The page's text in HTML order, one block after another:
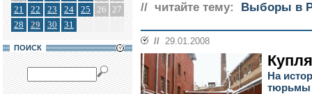
21
22 23 24 25 26 27
28
29 30 31
ПОИСК
// читайте тему:
Выборы в
// 29.01.2008
На
тюрьмы